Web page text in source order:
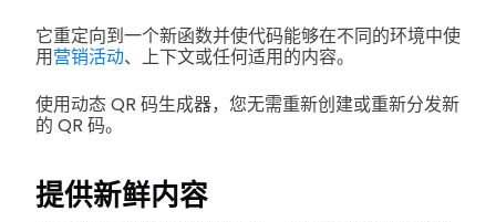
它重定向到一个新函数并使代码能够在不同的环境中使
用营销活动、上下文或任何适用的内容。
使用动态 QR 码生成器，您无需重新创建或重新分发新
的 QR 码。
提供新鲜内容